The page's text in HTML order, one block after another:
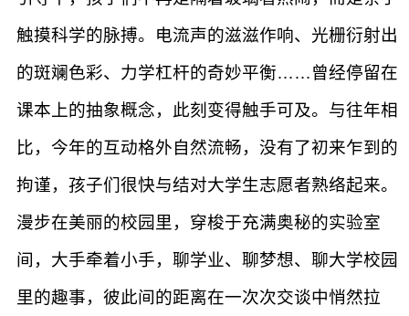
触摸科学的脉搏。电流声的滋滋作响、光栅衍射出
的斑斓色彩、力学杠杆的奇妙平衡……曾经停留在
课本上的抽象概念，此刻变得触手可及。与往年相
比，今年的互动格外自然流畅，没有了初来乍到的
拘谨，孩子们很快与结对大学生志愿者熟络起来。
漫步在美丽的校园里，穿梭于充满奥秘的实验室
间，大手牵着小手，聊学业、聊梦想、聊大学校园
里的趣事，彼此间的距离在一次次交谈中悄然拉